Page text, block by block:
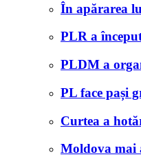
În apărarea
PLR a
PLDM a
PL face pași
Curtea a
Moldova mai